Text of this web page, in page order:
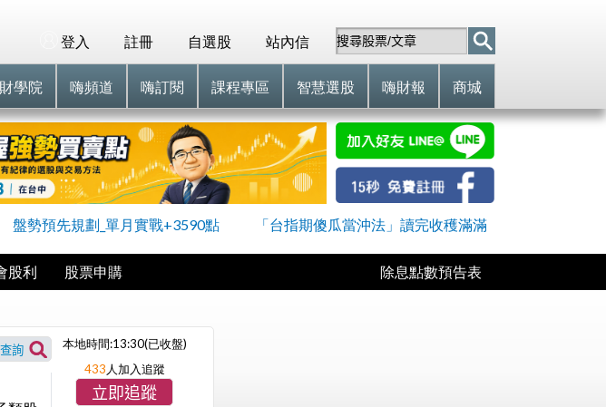
站內信
自選股
註冊
登入
學院 嗨頻道 嗨訂閱 課程專區 智慧選股 嗨財報 商城
盤勢預先規劃_單月實戰+3590點 「台指期傻瓜當沖法」讀完收穫滿滿
股利 股票申購 除息點數預告表
本地時間:13:30(已收盤)
433 人加入追蹤
立即追蹤